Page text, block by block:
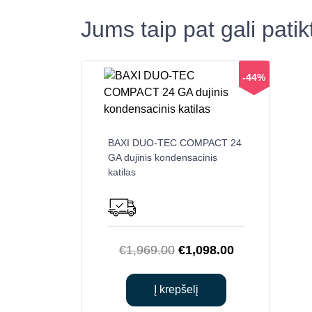
Jums taip pat gali
-44%
BAXI DUO-TEC COMPACT 24
GA dujinis kondensacinis
katilas
€1,969.00 Original
was:
€1,969.00.
€1,098.00Current
Į krepšelį